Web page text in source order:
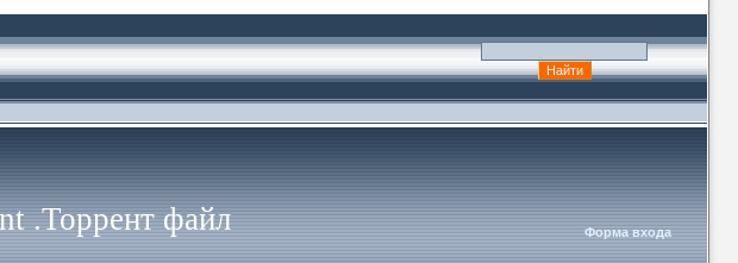
.Торрент файл
Форма входа